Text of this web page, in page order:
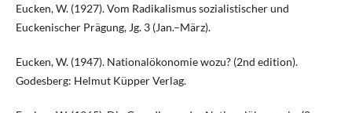
Eucken, W. (1927). Vom Radikalismus sozialistischer und
Euckenischer Prägung, Jg. 3 (Jan.–März).
Eucken, W. (1947). Nationalökonomie wozu? (2nd edition).
Godesberg: Helmut Küpper Verlag.